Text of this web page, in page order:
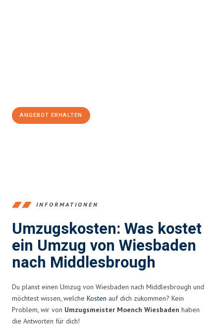
ANGEBOT ERHALTEN
INFORMATIONEN
Umzugskosten: Was kostet
ein Umzug von Wiesbaden
nach Middlesbrough
Du planst einen Umzug von Wiesbaden nach Middlesbrough und
möchtest wissen, welche Kosten auf dich zukommen? Kein
Problem, wir von Umzugsmeister Moench Wiesbaden haben
die Antworten für dich!